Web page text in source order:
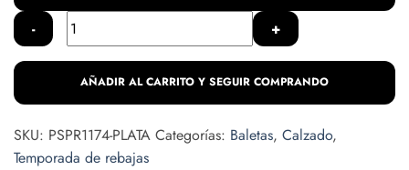
Baleta
en
cuero
cantidad
AÑADIR AL CARRITO Y SEGUIR COMPRANDO
SKU: PSPR1174-PLATA Categorías: Baletas, Calzado,
Temporada de rebajas